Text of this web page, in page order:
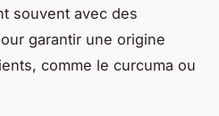
souvent avec des
garantir une origine
comme le curcuma ou